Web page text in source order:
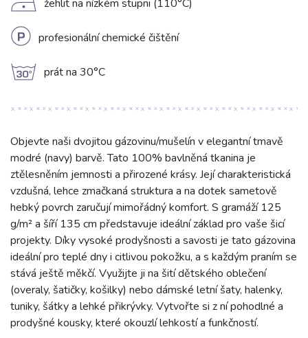
D žehlit na nízkém stupni (110°C)
L profesionální chemické čištění
g prát na 30°C
Objevte naši dvojitou gázovinu/mušelín v elegantní tmavě
modré (navy) barvě. Tato 100% bavlněná tkanina je
ztělesněním jemnosti a přirozené krásy. Její charakteristická
vzdušná, lehce zmačkaná struktura a na dotek sametově
hebký povrch zaručují mimořádný komfort. S gramáží 125
g/m² a šíří 135 cm představuje ideální základ pro vaše šicí
projekty. Díky vysoké prodyšnosti a savosti je tato gázovina
ideální pro teplé dny i citlivou pokožku, a s každým praním se
stává ještě měkčí. Využijte ji na šití dětského oblečení
(overaly, šatičky, košilky) nebo dámské letní šaty, halenky,
tuniky, šátky a lehké přikrývky. Vytvořte si z ní pohodlné a
prodyšné kousky, které okouzlí lehkostí a funkčností.